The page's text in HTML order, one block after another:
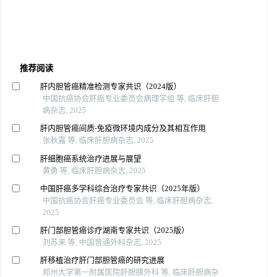
推荐阅读
肝内胆管癌精准检测专家共识（2024版）
中国抗癌协会肝癌专业委员会病理学组 等, 临床肝胆
病杂志, 2025
肝内胆管癌间质-免疫微环境内成分及其相互作用
张秋露 等, 临床肝胆病杂志, 2025
肝细胞癌系统治疗进展与展望
黄勇 等, 临床肝胆病杂志, 2025
中国肝癌多学科综合治疗专家共识（2025年版）
中国抗癌协会肝癌专业委员会 等, 临床肝胆病杂志,
2025
肝门部胆管癌诊疗湖南专家共识（2025版）
刘苏来 等, 中国普通外科杂志, 2025
肝移植治疗肝门部胆管癌的研究进展
郑州大学第一附属医院肝胆胰外科 等, 临床肝胆病杂